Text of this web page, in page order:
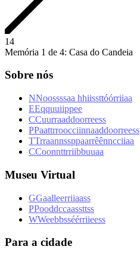
14
Memória 1 de 4: Casa do Candeia
Sobre nós
NNoossssaa hhiissttóórriiaa
EEqquuiippee
CCuurraaddoorreess
PPaattrroocciinnaaddoorreess
TTrraannssppaarrêênncciiaa
CCoonnttrriibbuuaa
Museu Virtual
GGaalleerriiaass
PPooddccaassttss
WWeebbsséérriieess
Para a cidade